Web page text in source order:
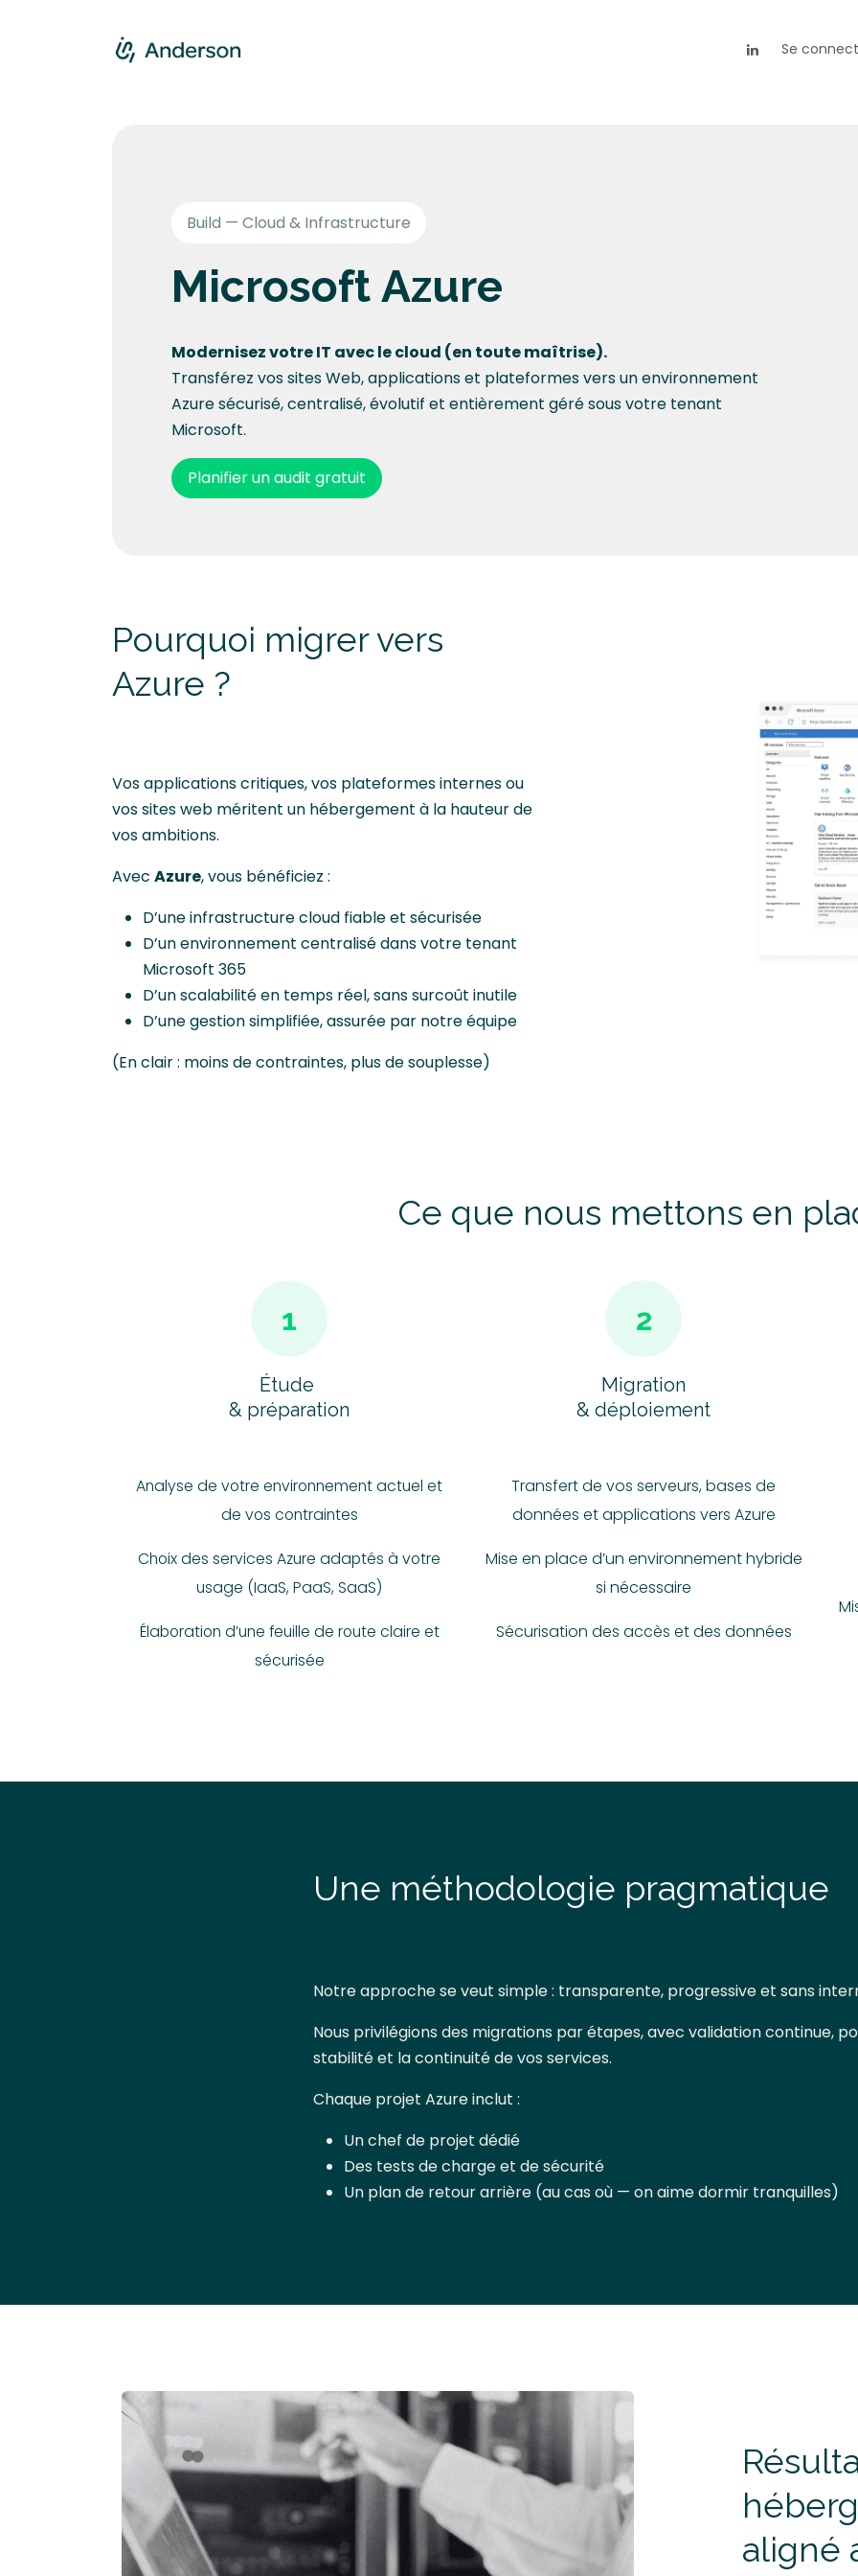
Se
Build — Cloud & Infrastructure
Microsoft Azure
Modernisez votre IT avec le cloud (en toute maîtrise).
Transférez vos sites Web, applications et plateformes vers un environnement
Azure sécurisé, centralisé, évolutif et entièrement géré sous votre tenant
Microsoft.
Planifier un audit gratuit
Pourquoi migrer vers
Azure ?
Vos applications critiques, vos plateformes internes ou
vos sites web méritent un hébergement à la hauteur de
vos ambitions.
Avec Azure, vous bénéficiez :
D’une infrastructure cloud fiable et sécurisée
D’un environnement centralisé dans votre tenant
Microsoft 365
D’un scalabilité en temps réel, sans surcoût inutile
D’une gestion simplifiée, assurée par notre équipe
(En clair : moins de contraintes, plus de souplesse)
Ce que nous mettons en
1
Étude
& préparation
Analyse de votre environnement actuel et
de vos contraintes
Choix des services Azure adaptés à votre
usage (IaaS, PaaS, SaaS)
Élaboration d’une feuille de route claire et
sécurisée
2
Migration
& déploiement
Transfert de vos serveurs, bases de
données et applications vers Azure
Mise en place d’un environnement hybride
si nécessaire
Sécurisation des accès et des données
Une méthodologie pragmatique
Notre approche se veut simple : transparente, progressive et sans
Nous privilégions des migrations par étapes, avec validation continue,
stabilité et la continuité de vos services.
Chaque projet Azure inclut :
Un chef de projet dédié
Des tests de charge et de sécurité
Un plan de retour arrière (au cas où — on aime dormir tranquilles)
aligné